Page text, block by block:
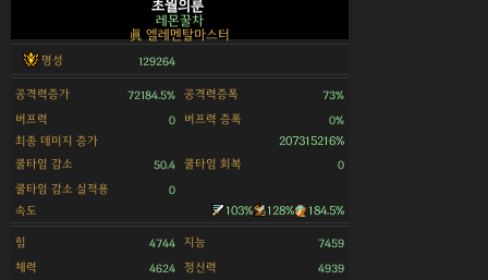
초월의룬
레몬꿀차
眞 엘레멘탈마스터
명성 129264
공격력증가 72184.5% 공격력증폭 73%
버프력 0 버프력 증폭 0%
최종 데미지 증가
207315216%
쿨타임 감소
50.4 쿨타임 회복 0
쿨타임 감소 실적용 0
속도 103% 128% 184.5%
힘 4744 지능 7459
체력 4624 정신력 4939